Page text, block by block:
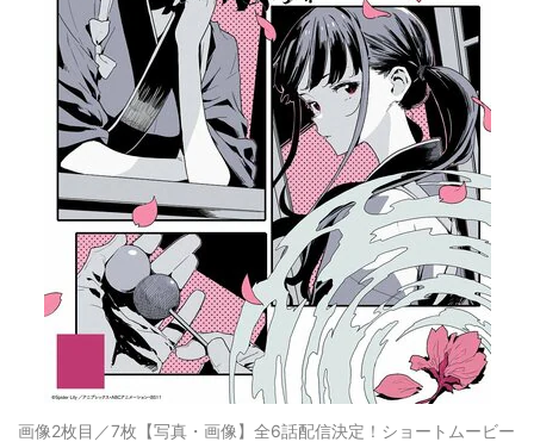
画像2枚目／7枚 【写真・画像】全6話配信決定！ショートムービー